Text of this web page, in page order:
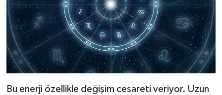
Bu enerji özellikle değişim cesareti veriyor. Uzun